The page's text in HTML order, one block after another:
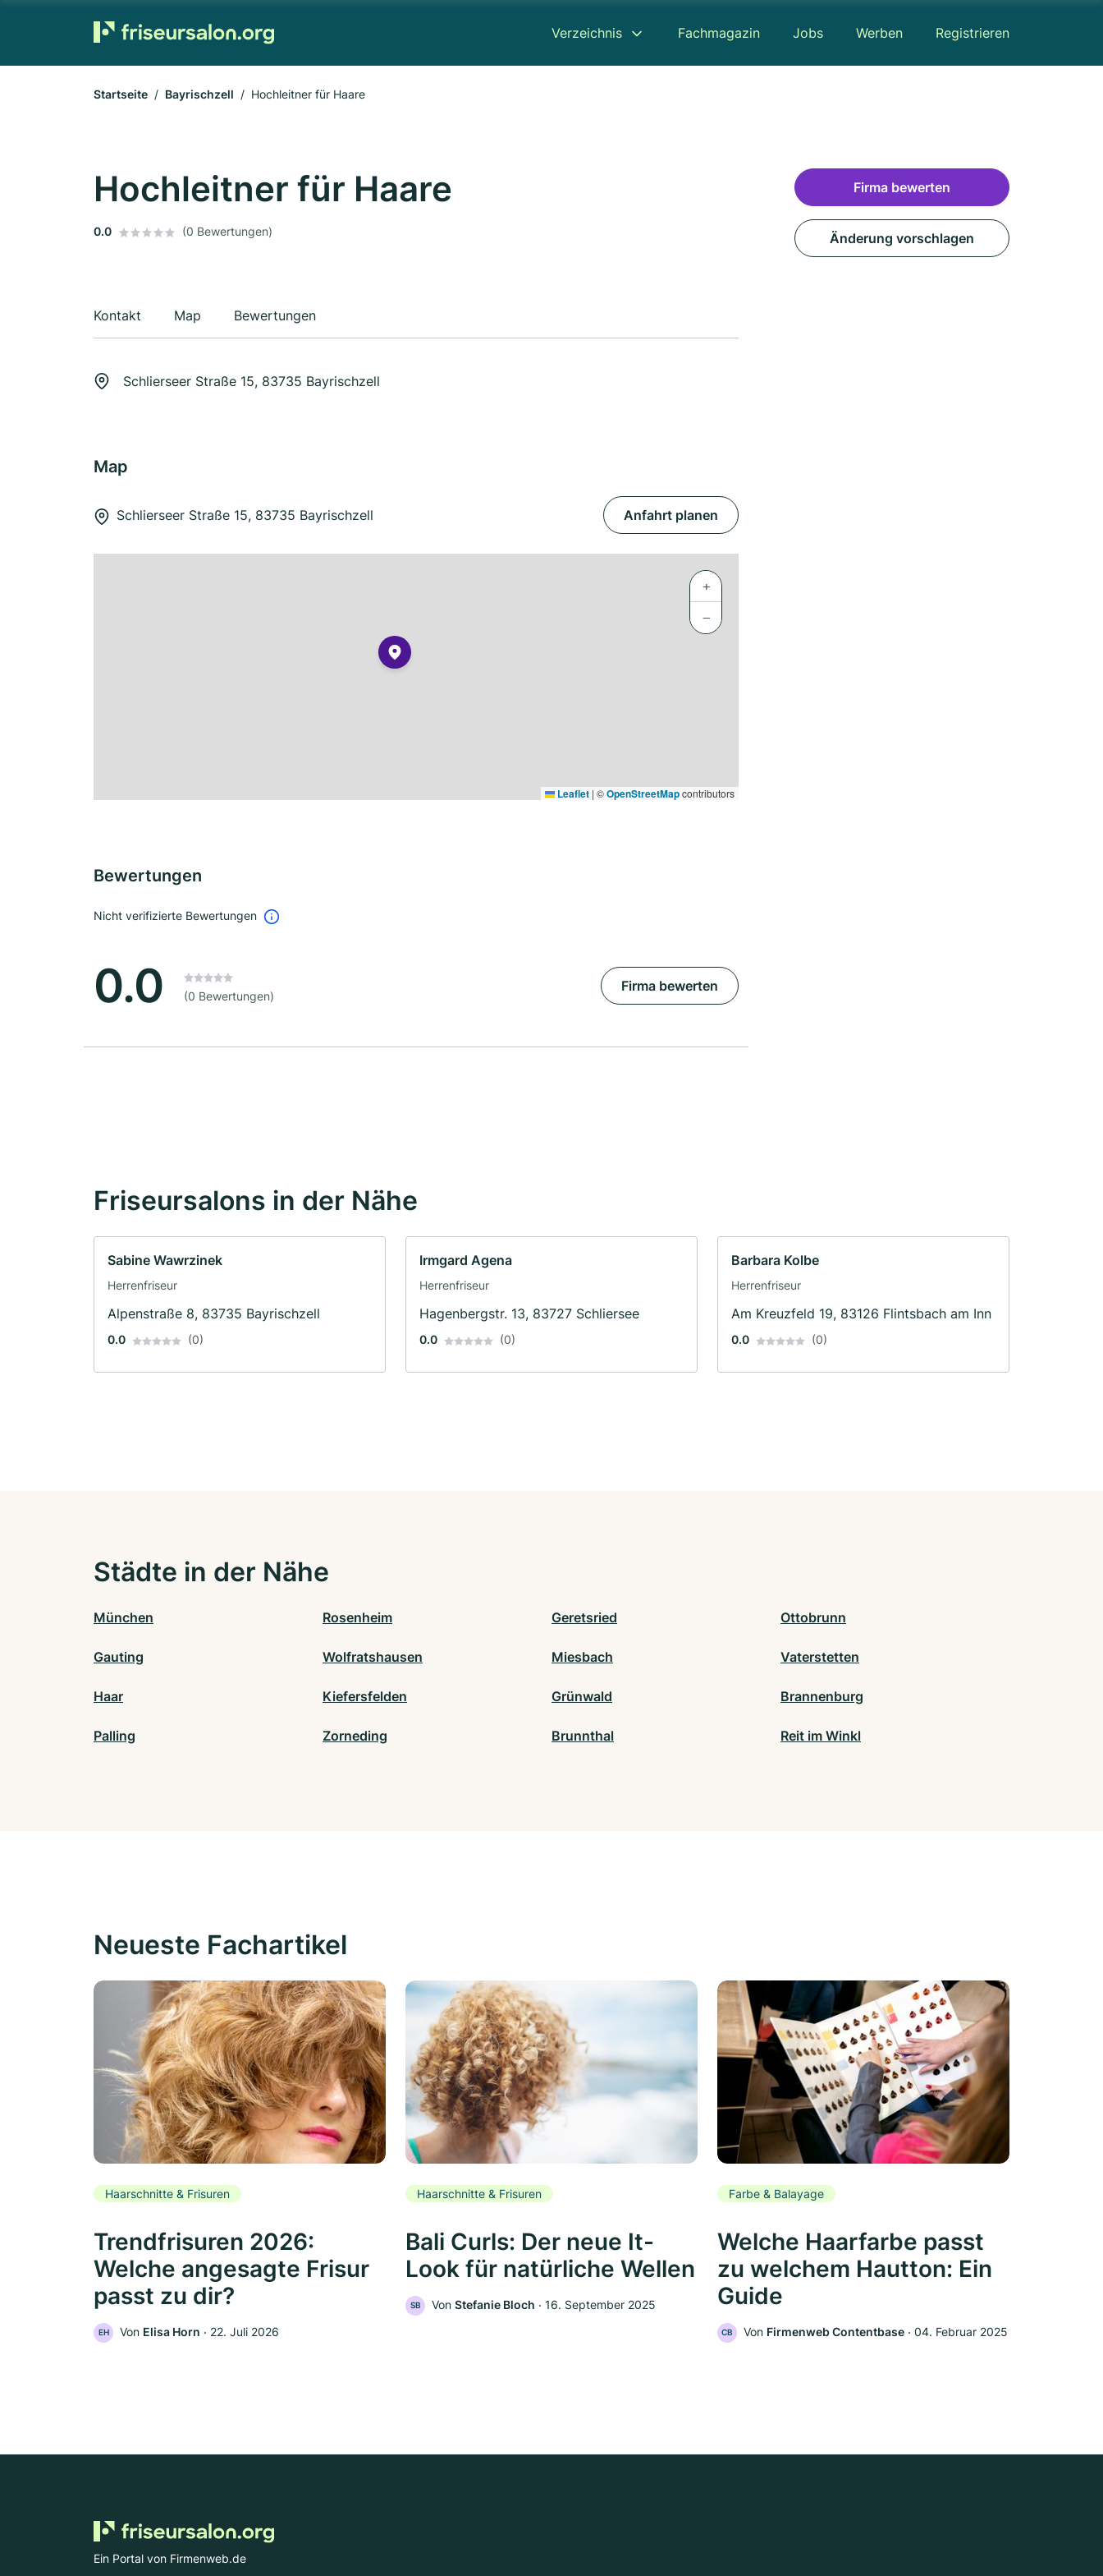
Verzeichnis Fachmagazin Jobs Werben Registrieren
Startseite Bayrischzell Hochleitner für Haare
Hochleitner für Haare
0.0 (0 Bewertungen)
Kontakt Map Bewertungen
Schlierseer Straße 15, 83735 Bayrischzell
Map
Schlierseer Straße 15, 83735 Bayrischzell Anfahrt planen
+
−
Leaflet | ©OpenStreetMapcontributors
Bewertungen
Nicht verifizierte Bewertungen
0.0 (0 Bewertungen)
Firma bewerten
Firma bewerten
Änderung vorschlagen
Friseursalons in der Nähe
Sabine Wawrzinek
Herrenfriseur
Alpenstraße 8, 83735 Bayrischzell
0.0 (0)
Irmgard Agena
Herrenfriseur
Hagenbergstr. 13, 83727 Schliersee
0.0 (0)
Barbara Kolbe
Herrenfriseur
Am Kreuzfeld 19, 83126 Flintsbach am Inn
0.0 (0)
Städte in der Nähe
München Rosenheim Geretsried Ottobrunn
Gauting Wolfratshausen Miesbach Vaterstetten
Haar Kiefersfelden Grünwald Brannenburg
Palling Zorneding Brunnthal Reit im Winkl
Neueste Fachartikel
Haarschnitte & Frisuren
Trendfrisuren 2026:
Welche angesagte Frisur
passt zu dir?
EH Von Elisa Horn ‧ 22. Juli 2026
Haarschnitte & Frisuren
Bali Curls: Der neue It-
Look für natürliche Wellen
SB Von Stefanie Bloch ‧ 16. September 2025
Farbe & Balayage
Welche Haarfarbe passt
zu welchem Hautton: Ein
Guide
CB Von Firmenweb Contentbase ‧ 04. Februar 2025
Ein Portal von Firmenweb.de